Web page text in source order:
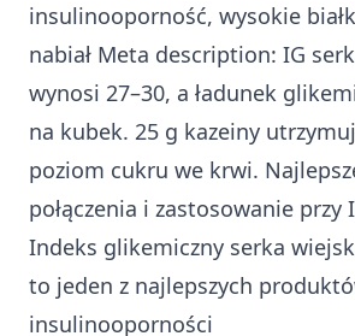
insulinooporność, wysokie
nabiał Meta description: IG
wynosi 27–30, a ładunek
na kubek. 25 g kazeiny
poziom cukru we krwi.
połączenia i zastosowanie przy
Indeks glikemiczny serka
to jeden z najlepszych
insulinooporności